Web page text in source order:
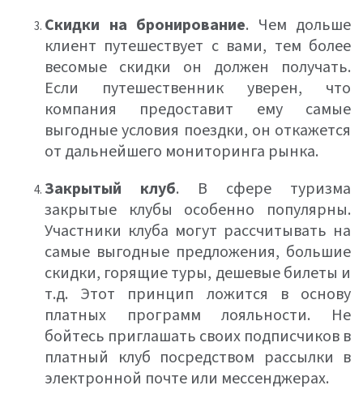
Скидки на бронирование. Чем дольше
клиент путешествует с вами, тем более
весомые скидки он должен получать.
Если путешественник уверен, что
компания предоставит ему самые
выгодные условия поездки, он откажется
от дальнейшего мониторинга рынка.
Закрытый клуб. В сфере туризма
закрытые клубы особенно популярны.
Участники клуба могут рассчитывать на
самые выгодные предложения, большие
скидки, горящие туры, дешевые билеты и
т.д. Этот принцип ложится в основу
платных программ лояльности. Не
бойтесь приглашать своих подписчиков в
платный клуб посредством рассылки в
электронной почте или мессенджерах.